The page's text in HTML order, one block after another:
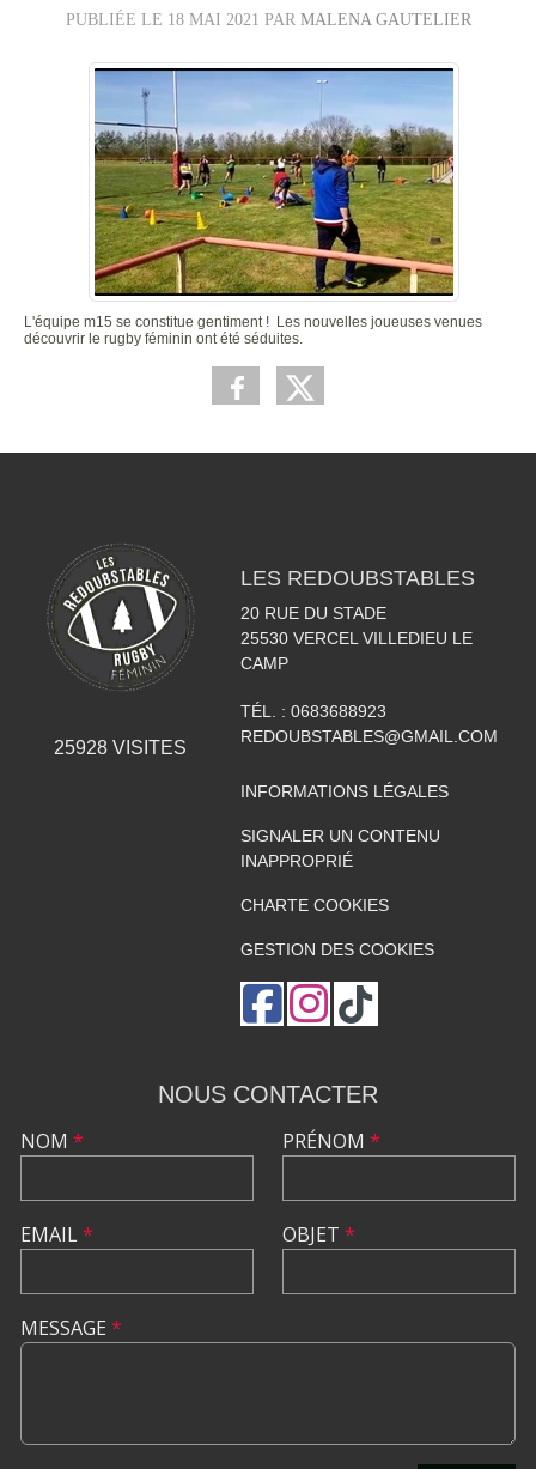
PUBLIÉE LE 18 MAI 2021 PAR MALENA GAUTELIER
L'équipe m15 se constitue gentiment ! Les nouvelles joueuses venues
découvrir le rugby féminin ont été séduites.
25928VISITES
LES REDOUBSTABLES
20 RUE DU STADE
25530 VERCEL VILLEDIEU LE
CAMP
TÉL. : 0683688923
REDOUBSTABLES@GMAIL.COM
INFORMATIONS LÉGALES
SIGNALER UN CONTENU
INAPPROPRIÉ
CHARTE COOKIES
GESTION DES COOKIES
NOUS CONTACTER
NOM *
EMAIL*
PRÉNOM *
OBJET *
MESSAGE *